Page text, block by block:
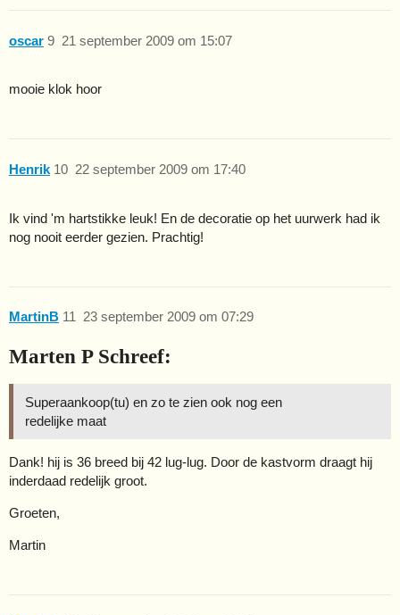
oscar 21 september 2009 om 15:07
9
mooie klok hoor
Henrik 22 september 2009 om 17:40
10
Ik vind 'm hartstikke leuk! En de decoratie op het uurwerk had ik
nog nooit eerder gezien. Prachtig!
MartinB 23 september 2009 om 07:29
11
Marten P Schreef:
Superaankoop(tu) en zo te zien ook nog een
redelijke maat
Dank! hij is 36 breed bij 42 lug-lug. Door de kastvorm draagt hij
inderdaad redelijk groot.
Groeten,
Martin